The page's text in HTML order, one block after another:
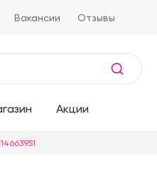
Вакансии Отзывы
Акции